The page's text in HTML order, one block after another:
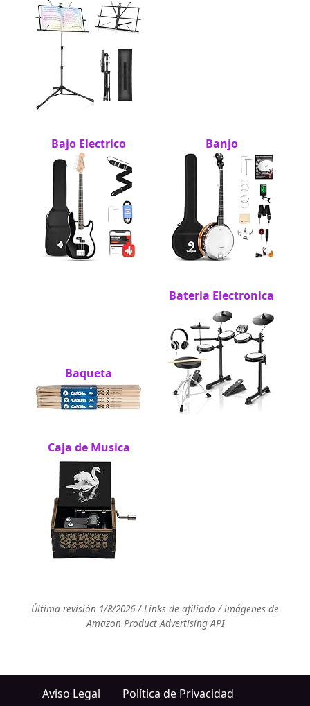
Bajo Electrico Banjo
Baqueta
Bateria Electronica
Caja de Musica
Última revisión 1/8/2026 / Links de afiliado / imágenes de
Amazon Product Advertising API
Aviso Legal Política de Privacidad